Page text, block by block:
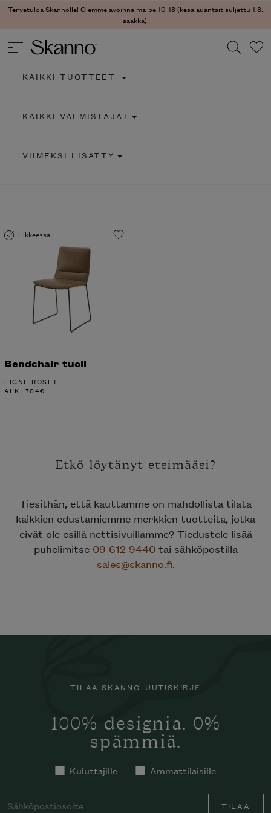
Tervetuloa Skannolle! Olemme avoinna ma-pe 10-18 (kesälauantait suljettu 1.8.
saakka).
Type 2 or more characters for results.
KAIKKI TUOTTEET
KAIKKI VALMISTAJAT
VIIMEKSI LISÄTTY
Liikkeessä
Bendchair tuoli
LIGNE ROSET
ALK. 704€
Etkö löytänyt etsimääsi?
Tiesithän, että kauttamme on mahdollista tilata
kaikkien edustamiemme merkkien tuotteita, jotka
eivät ole esillä nettisivuillamme? Tiedustele lisää
puhelimitse 09 612 9440tai sähköpostilla
sales@skanno.fi.
TILAA SKANNO-UUTISKIRJE
100% designia. 0%
spämmiä.
Kuluttajille Ammattilaisille
TILAA